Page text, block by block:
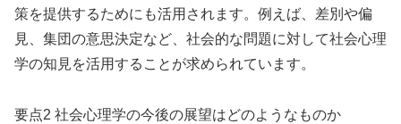
策を提供するためにも活用されます。例えば、差別や偏
見、集団の意思決定など、社会的な問題に対して社会心理
学の知見を活用することが求められています。
要点2 社会心理学の今後の展望はどのようなものか